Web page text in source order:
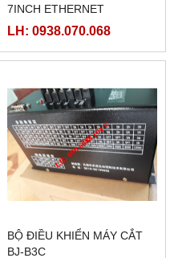
7INCH ETHERNET
LH: 0938.070.068
BỘ ĐIỀU KHIỂN MÁY CẮT
BJ-B3C